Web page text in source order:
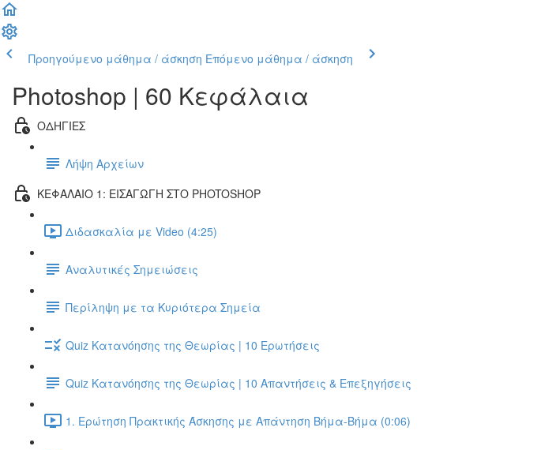
Προηγούμενο μάθημα / άσκηση Επόμενο μάθημα / άσκηση
Photoshop | 60 Κεφάλαια
ΟΔΗΓΙΕΣ
Λήψη Αρχείων
ΚΕΦΑΛΑΙΟ 1: ΕΙΣΑΓΩΓΗ ΣΤΟ PHOTOSHOP
Διδασκαλία με Video (4:25)
Αναλυτικές Σημειώσεις
Περίληψη με τα Κυριότερα Σημεία
Quiz Κατανόησης της Θεωρίας | 10 Ερωτήσεις
Quiz Κατανόησης της Θεωρίας | 10 Απαντήσεις & Επεξηγήσεις
1. Ερώτηση Πρακτικής Άσκησης με Απάντηση Βήμα-Βήμα (0:06)